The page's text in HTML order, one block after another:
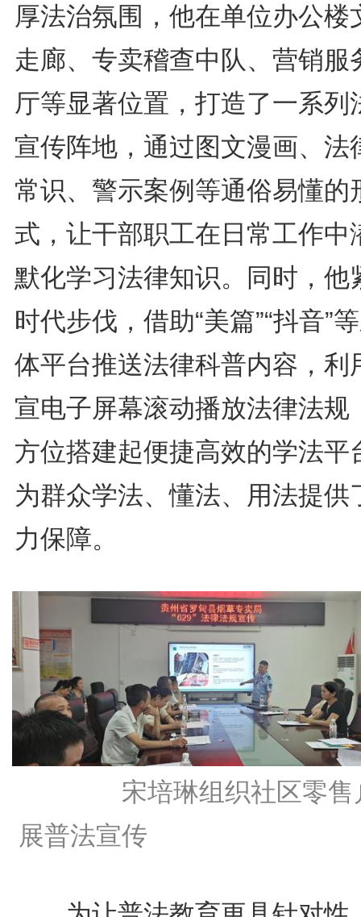
厚法治氛围，他在单位办公楼
走廊、专卖稽查中队、营销服
厅等显著位置，打造了一系列
宣传阵地，通过图文漫画、法
常识、警示案例等通俗易懂的
式，让干部职工在日常工作中
默化学习法律知识。同时，他
时代步伐，借助“美篇”“抖音”
体平台推送法律科普内容，利
宣电子屏幕滚动播放法律法规
方位搭建起便捷高效的学法平
为群众学法、懂法、用法提供
力保障。
宋培琳组织社区零售
展普法宣传